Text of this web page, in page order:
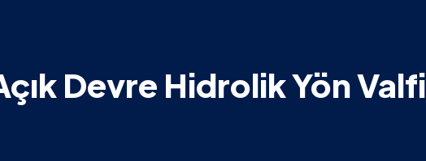
Devre Hidrolik Yön Valfi